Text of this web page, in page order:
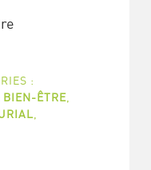
:
BIEN-ÊTRE,